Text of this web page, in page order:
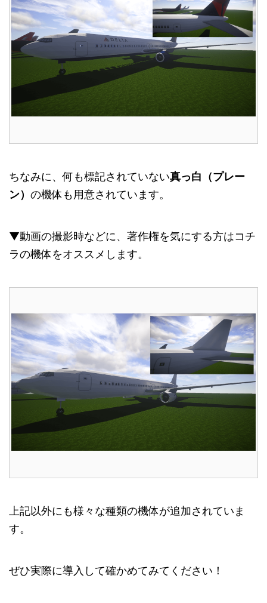
ちなみに、何も標記されていない真っ白（プレー
ン） の機体も用意されています。
▼動画の撮影時などに、著作権を気にする方はコチ
ラの機体をオススメします。
上記以外にも様々な種類の機体が追加されていま
す。
ぜひ実際に導入して確かめてみてください！